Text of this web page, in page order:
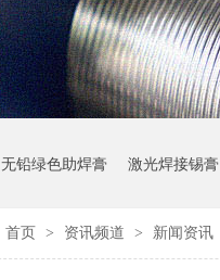
无铅绿色助焊膏 激光焊接锡膏
首页 > 资讯频道 > 新闻资讯